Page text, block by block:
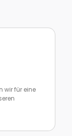
wir für eine